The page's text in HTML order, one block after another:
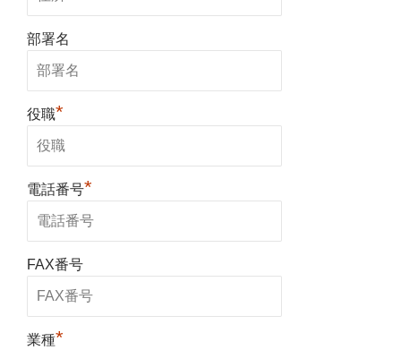
部署名
役職*
電話番号*
FAX番号
業種*